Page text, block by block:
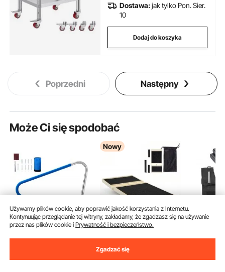
Dostawa:jak tylko Pon. Sier.
10
Dodaj do koszyka
Poprzedni Następny
Może Ci się spodobać
Poręcz basenowa
(3)
Nowy
VEVOR Deska
równoważna dla
(5)
VEVOR
Używamy plików cookie, aby poprawić jakość korzystania z Internetu.
Kontynuując przeglądanie tej witryny, zakładamy, że zgadzasz się na używanie
przez nas plików cookie iPrywatność i bezpieczeństwo.
Zgadzać się